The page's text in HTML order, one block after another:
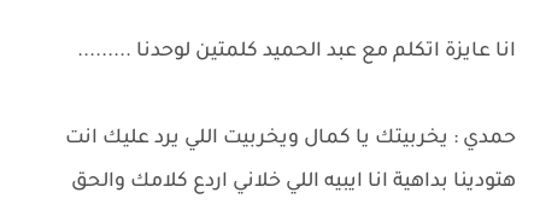
انا عايزة اتكلم مع عبد الحميد كلمتين لوحدنا .........
حمدي : يخربيتك يا كمال ويخربيت اللي يرد عليك انت
هتودينا بداهية انا ايبيه اللي خلاني اردع كلامك والحق